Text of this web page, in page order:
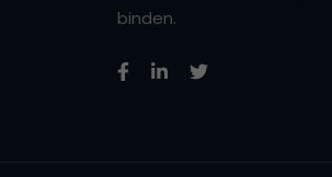
binden.